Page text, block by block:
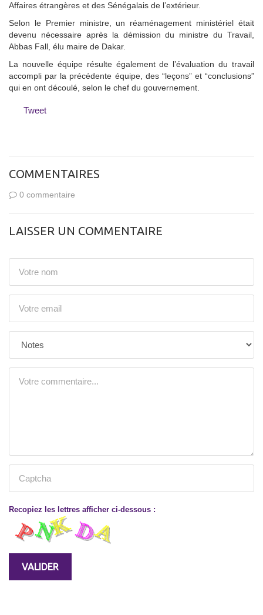
Affaires étrangères et des Sénégalais de l’extérieur.
Selon le Premier ministre, un réaménagement ministériel était
devenu nécessaire après la démission du ministre du Travail,
Abbas Fall, élu maire de Dakar.
La nouvelle équipe résulte également de l’évaluation du travail
accompli par la précédente équipe, des “leçons” et “conclusions”
qui en ont découlé, selon le chef du gouvernement.
Tweet
COMMENTAIRES
0 commentaire
LAISSER UN COMMENTAIRE
Recopiez les lettres afficher ci-dessous :